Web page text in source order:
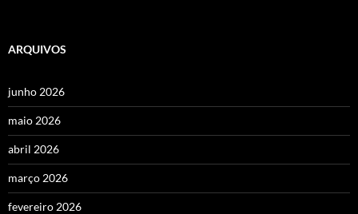
ARQUIVOS
junho 2026
maio 2026
abril 2026
março 2026
fevereiro 2026